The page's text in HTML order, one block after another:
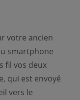
votre ancien
smartphone
fil vos deux
qui est envoyé
vers le